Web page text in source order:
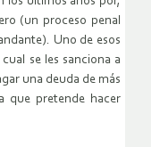
(un proceso penal
Uno de esos
se les sanciona a
una deuda de más
que pretende hacer